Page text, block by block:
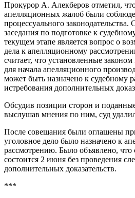
Прокурор А. Алекберов отметил,
апелляционных жалоб были
процессуального
заседания по подготовке к
текущем этапе является вопрос о
дела к апелляционному
считает, что установленные
для начала апелляционного
может быть назначено к судебному
истребования дополнительных
Обсудив позиции сторон и
выслушав мнения по ним, суд
После совещания были оглашены
уголовное дело было назначено к
рассмотрению. Было объявлено, что
состоится 2 июня без проведения
дополнительных доказательств.
***